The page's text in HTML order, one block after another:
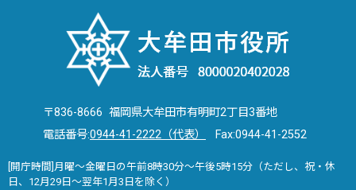
〒836-8666 福岡県大牟田市有明町2丁目3番地
電話番号:0944-41-2222（代表） Fax:0944-41-2552
[開庁時間]月曜～金曜日の午前8時30分～午後5時15分（ただし、祝・休
日、12月29日～翌年1月3日を除く）